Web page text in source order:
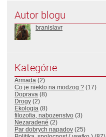
Autor blogu
branislavr
Kategórie
Armada (2)
Co je niekto na modzog ? (17)
Doprava (8)
Drogy (2)
Ekologia (8)
filozofia, nabozenstvo (3)
Nezaradené (2)
Par dobrych napadov (25)